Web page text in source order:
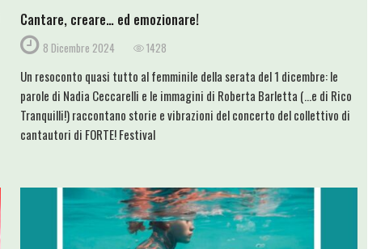
Cantare, creare… ed emozionare!
8 Dicembre 2024 1428
Un resoconto quasi tutto al femminile della serata del 1 dicembre: le
parole di Nadia Ceccarelli e le immagini di Roberta Barletta (...e di Rico
Tranquilli!) raccontano storie e vibrazioni del concerto del collettivo di
cantautori di FORTE! Festival